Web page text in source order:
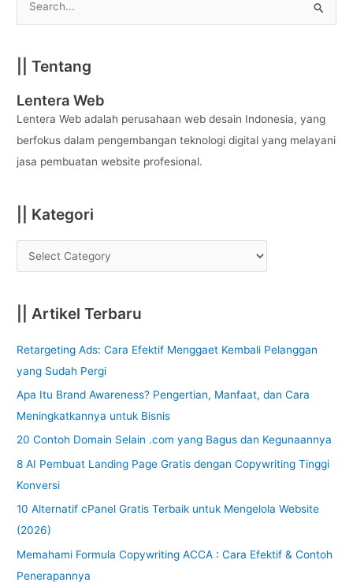
r
c
h
f
o
|| Tentang
Lentera Web
Lentera Web adalah perusahaan web desain Indonesia, yang
berfokus dalam pengembangan teknologi digital yang melayani
jasa pembuatan website profesional.
|| Kategori
|| Artikel Terbaru
Retargeting Ads: Cara Efektif Menggaet Kembali Pelanggan
yang Sudah Pergi
Apa Itu Brand Awareness? Pengertian, Manfaat, dan Cara
Meningkatkannya untuk Bisnis
20 Contoh Domain Selain .com yang Bagus dan Kegunaannya
8 AI Pembuat Landing Page Gratis dengan Copywriting Tinggi
Konversi
10 Alternatif cPanel Gratis Terbaik untuk Mengelola Website
(2026)
Memahami Formula Copywriting ACCA : Cara Efektif & Contoh
Penerapannya